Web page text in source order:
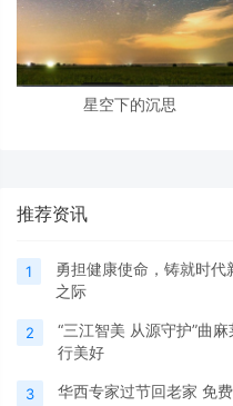
星空下的沉思
推荐资讯
1
勇担健康使命，铸就时
之际
2
“三江智美 从源守护”曲
行美好
3 华西专家过节回老家 免